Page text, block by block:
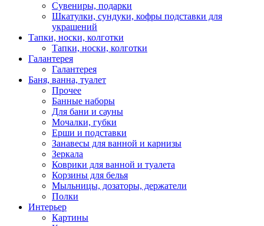
Сувениры, подарки
Шкатулки, сундуки, кофры подставки для
украшений
Тапки, носки, колготки
Тапки, носки, колготки
Галантерея
Галантерея
Баня, ванна, туалет
Прочее
Банные наборы
Для бани и сауны
Мочалки, губки
Ерши и подставки
Занавесы для ванной и карнизы
Зеркала
Коврики для ванной и туалета
Корзины для белья
Мыльницы, дозаторы, держатели
Полки
Интерьер
Картины